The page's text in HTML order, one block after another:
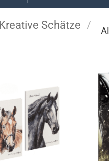
Kreative Schätze /